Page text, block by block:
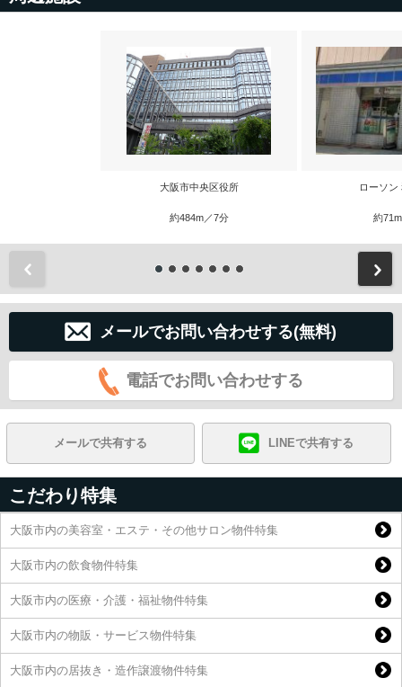
大阪市中央区役所
約484m／7分
ローソン
約
メールでお問い合わせする(無料)
電話でお問い合わせする
メールで共有する LINEで共有する
こだわり特集
大阪市内の美容室・エステ・その他サロン物件特集
大阪市内の飲食物件特集
大阪市内の医療・介護・福祉物件特集
大阪市内の物販・サービス物件特集
大阪市内の居抜き・造作譲渡物件特集